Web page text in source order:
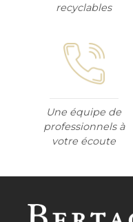
recyclables
Une équipe de
professionnels à
votre écoute